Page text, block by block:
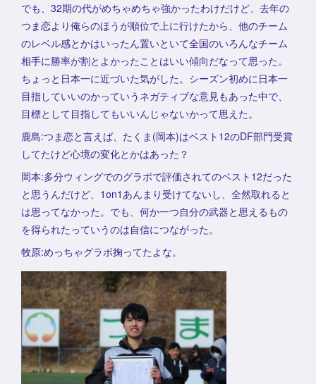
でも、32期の代がめちゃめちゃ強かったわけだけど、去年の
つま恋より俺らのほうが順位で上に行けたから、他のチーム
のレベル感とかはいったん置いといて全国のいろんなチーム
相手に勝率が割とよかったことはいい傾向だなって思った。
ちょっと日本一に近づいた気がした。シーズン初めに日本一
目指していいのかっていうネガティブな意見もあった中で、
目標として目指してもいいんじゃないかって思えた。
鹿島:つま恋と言えば、たくま(岡本)はベスト12のDF部門受賞
してたけど心境の変化とかはあった？
岡本:多分ウィングでのグラボで評価されてのベスト12だった
と思うんだけど、1on1あんまり受けてないし、全然取れると
は思ってなかった。でも、何か一つ自分の武器と思えるもの
を得られたっていうのは自信につながった。
牧原:めっちゃグラボ掬ってたよな。